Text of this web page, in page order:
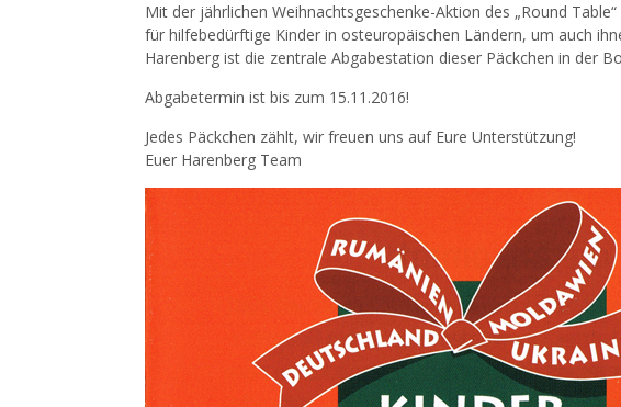
Mit der jährlichen Weihnachtsgeschenke-Aktion des „Round
für hilfebedürftige Kinder in osteuropäischen Ländern, um auch
Harenberg ist die zentrale Abgabestation dieser Päckchen in der
Abgabetermin ist bis zum 15.11.2016!
Jedes Päckchen zählt, wir freuen uns auf Eure Unterstützung!
Euer Harenberg Team
Kommentarnavigation